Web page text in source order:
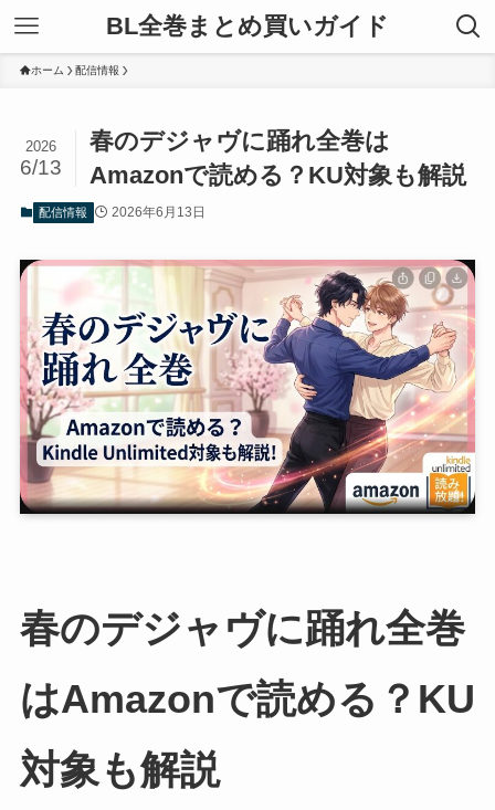
BL全巻まとめ買いガイド
ホーム 配信情報
春のデジャヴに踊れ全巻は
Amazonで読める？KU対象も解説
2026
6/13
配信情報 2026年6月13日
春のデジャヴに踊れ全巻
はAmazonで読める？KU
対象も解説